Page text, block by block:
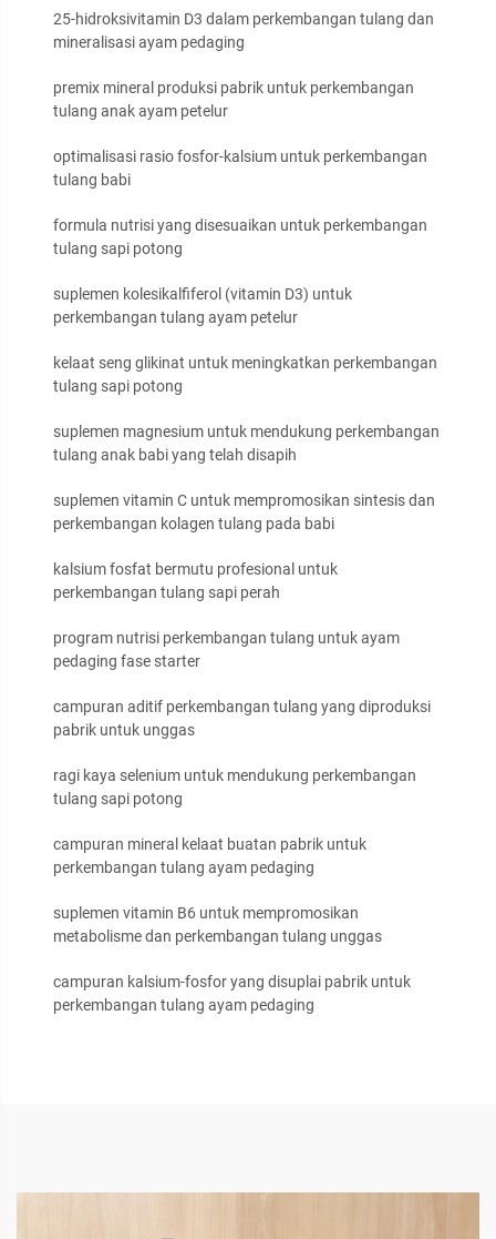
25-hidroksivitamin D3 dalam perkembangan tulang dan
mineralisasi ayam pedaging
premix mineral produksi pabrik untuk perkembangan
tulang anak ayam petelur
optimalisasi rasio fosfor-kalsium untuk perkembangan
tulang babi
formula nutrisi yang disesuaikan untuk perkembangan
tulang sapi potong
suplemen kolesikalfiferol (vitamin D3) untuk
perkembangan tulang ayam petelur
kelaat seng glikinat untuk meningkatkan perkembangan
tulang sapi potong
suplemen magnesium untuk mendukung perkembangan
tulang anak babi yang telah disapih
suplemen vitamin C untuk mempromosikan sintesis dan
perkembangan kolagen tulang pada babi
kalsium fosfat bermutu profesional untuk
perkembangan tulang sapi perah
program nutrisi perkembangan tulang untuk ayam
pedaging fase starter
campuran aditif perkembangan tulang yang diproduksi
pabrik untuk unggas
ragi kaya selenium untuk mendukung perkembangan
tulang sapi potong
campuran mineral kelaat buatan pabrik untuk
perkembangan tulang ayam pedaging
suplemen vitamin B6 untuk mempromosikan
metabolisme dan perkembangan tulang unggas
campuran kalsium-fosfor yang disuplai pabrik untuk
perkembangan tulang ayam pedaging